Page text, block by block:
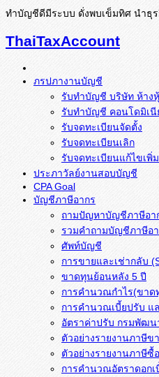
ทำบัญชีดีมีระบบ ดั่งพบเข็มทิศ นำธุร
ThaiTaxAccount
ภรปภางานบัญชี
รับทำบัญชี บริษัท ห้าง
รับทำบัญชี คอนโดมิเนี
รับจดทะเบียนจัดตั้ง
รับจดทะเบียนเลิก
รับจดทะเบียนแก้ไขเพิ่
ประภาวัลย์งานสอบบัญชี
CPA Goal
บัญชีภาษีอากร
ถามปัญหาบัญชีภาษีอา
รวมคำถามบัญชีภาษีอ
ศัพท์บัญชี
การขายและเช่ากลับ
ขาดทุนย้อนหลัง 5 ปี
การคำนวณกำไร(ขา
การคำนวณเบี้ยปรับ แ
อัตราค่าปรับ กรมพัฒน
ตัวอย่างรายงานภาษีข
การคำนวณอัตราดอกเ